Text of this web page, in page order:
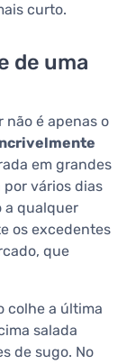
curto.
de uma
não é apenas o
em grandes
vários dias
a qualquer
os excedentes
que
colhe a última
salada
de sugo. No